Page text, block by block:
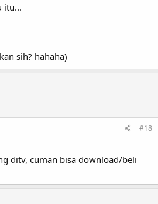
itu...
sih? hahaha)
#18
ditv, cuman bisa download/beli